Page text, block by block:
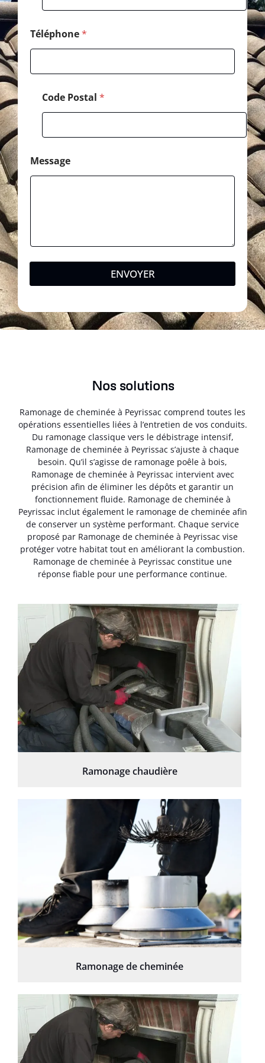
i
Téléphone*
Code Postal *
Message
ENVOYER
Nos solutions
Ramonage de cheminée à Peyrissac comprend toutes les
opérations essentielles liées à l’entretien de vos conduits.
Du ramonage classique vers le débistrage intensif,
Ramonage de cheminée à Peyrissac s’ajuste à chaque
besoin. Qu’il s’agisse de ramonage poêle à bois,
Ramonage de cheminée à Peyrissac intervient avec
précision afin de éliminer les dépôts et garantir un
fonctionnement fluide. Ramonage de cheminée à
Peyrissac inclut également le ramonage de cheminée afin
de conserver un système performant. Chaque service
proposé par Ramonage de cheminée à Peyrissac vise
protéger votre habitat tout en améliorant la combustion.
Ramonage de cheminée à Peyrissac constitue une
réponse fiable pour une performance continue.
Ramonage chaudière
Ramonage de cheminée